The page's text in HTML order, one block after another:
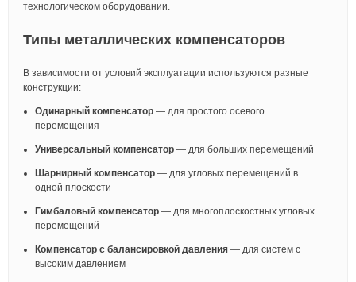
технологическом оборудовании.
Типы металлических компенсаторов
В зависимости от условий эксплуатации используются разные
конструкции:
Одинарный компенсатор — для простого осевого
перемещения
Универсальный компенсатор — для больших перемещений
Шарнирный компенсатор — для угловых перемещений в
одной плоскости
Гимбаловый компенсатор — для многоплоскостных угловых
перемещений
Компенсатор с балансировкой давления — для систем с
высоким давлением